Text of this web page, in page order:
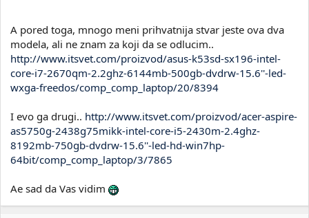
A pored toga, mnogo meni prihvatnija stvar jeste ova dva
modela, ali ne znam za koji da se odlucim..
http://www.itsvet.com/proizvod/asus-k53sd-sx196-intel-
core-i7-2670qm-2.2ghz-6144mb-500gb-dvdrw-15.6''-led-
wxga-freedos/comp_comp_laptop/20/8394
I evo ga drugi.. http://www.itsvet.com/proizvod/acer-aspire-
as5750g-2438g75mikk-intel-core-i5-2430m-2.4ghz-
8192mb-750gb-dvdrw-15.6''-led-hd-win7hp-
64bit/comp_comp_laptop/3/7865
Ae sad da Vas vidim